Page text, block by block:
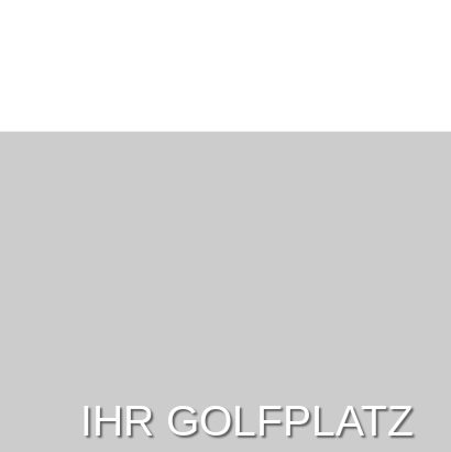
IHR GOLFPLATZ